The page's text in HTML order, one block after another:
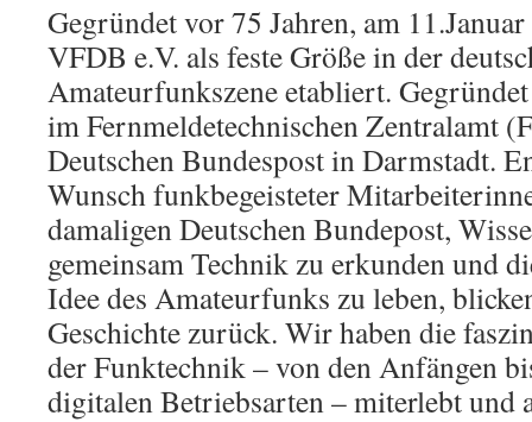
Gegründet vor 75 Jahren, am
VFDB e.V. als feste Größe in der
Amateurfunkszene etabliert.
im Fernmeldetechnischen Zentralamt
Deutschen Bundespost in Darmstadt.
Wunsch funkbegeisteter
damaligen Deutschen Bundepost,
gemeinsam Technik zu erkunden und
Idee des Amateurfunks zu leben,
Geschichte zurück. Wir haben die
der Funktechnik – von den Anfängen
digitalen Betriebsarten – miterlebt und